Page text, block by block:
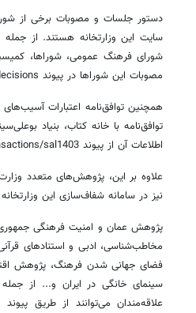
دستور جلسات و مصوبات برخی از
سایت این وزارتخانه هستند. از جمله
شورای فرهنگ عمومی، شوراها،
مصوبات این شوراها در پیوند https://cfoia.farhang.gov.ir/fa/decisions قابل دسترسی است.
همچنین توافق‌نامه اعتبارات آسیب‌های
توافق‌نامه با خانه کتاب، بنیاد
اطلاعات آن از پیوند https://cfoia.farhang.gov.ir/fa/transactions/sal1403 قابل مشاهده است.
علاوه بر این، پژوهش‌های متعدد
نیز در سامانه شفاف‌سازی این
پژوهش عمان و امنیت فرهنگی
مخاطب‌شناسی، ادبی و استنادهای
فضای جهانی شدن فرهنگ، پژوهش
سینمای خانگی در ایران و... از
روزنامه‌های اقتصادی